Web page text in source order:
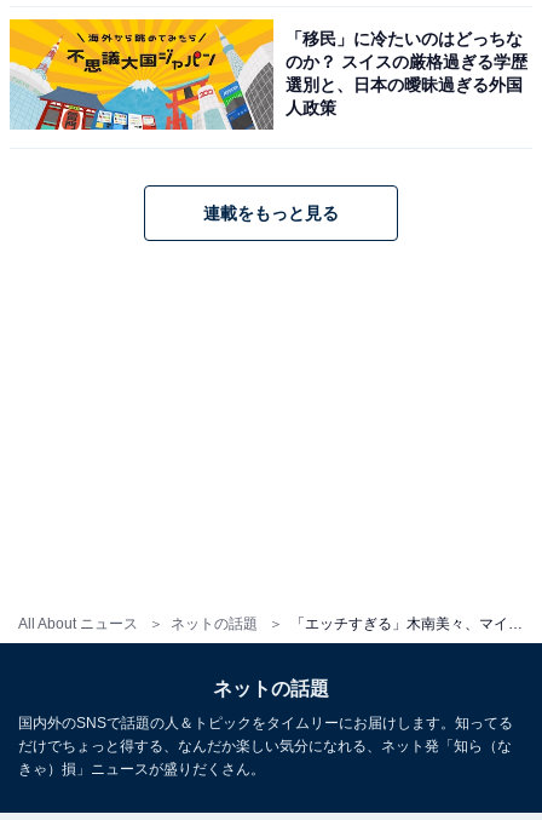
All About ニュース ネットの話題
「移民」に冷たいのはどっちな
のか？ スイスの厳格過ぎる学歴
選別と、日本の曖昧過ぎる外国
人政策
連載をもっと見る
ネットの話題
国内外のSNSで話題の人＆トピックをタイムリーにお届けします。知ってる
だけでちょっと得する、なんだか楽しい気分になれる、ネット発「知ら（な
きゃ）損」ニュースが盛りだくさん。